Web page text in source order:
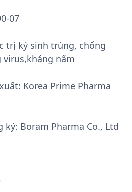
07
trị ký sinh trùng, chống
virus,kháng nấm
Korea Prime Pharma
ký: Boram Pharma Co., Ltd